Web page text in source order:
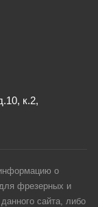
к.2,
о
фрезерных и
сайта, либо